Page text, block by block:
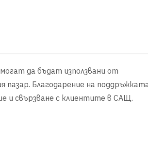
да бъдат използвани от
пазар. Благодарение на
и свързване с клиентите в САЩ.